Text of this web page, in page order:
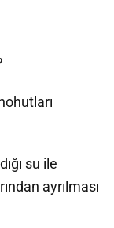
su ile
ayrılması